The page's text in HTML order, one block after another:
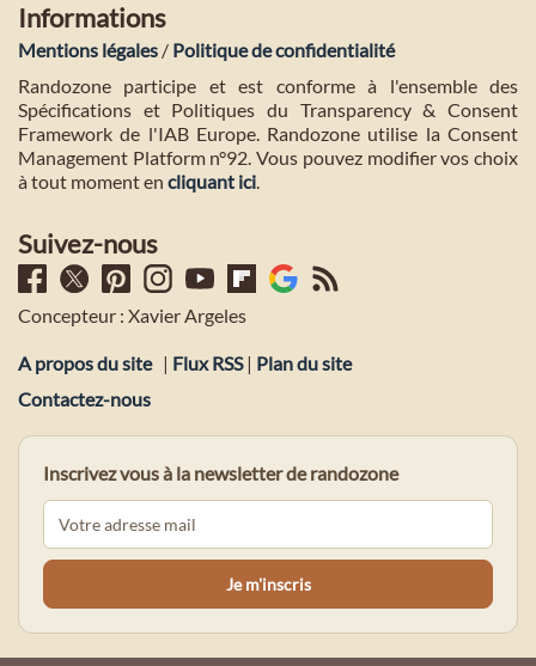
Informations
Mentions légales / Politique de confidentialité
Randozone participe et est conforme à l'ensemble des
Spécifications et Politiques du Transparency & Consent
Framework de l'IAB Europe. Randozone utilise la Consent
Management Platform n°92. Vous pouvez modifier vos choix
à tout moment en cliquant ici.
Suivez-nous
Concepteur : Xavier Argeles
A propos du site | Flux RSS| Plan du site
Contactez-nous
Inscrivez vous à la newsletter de randozone